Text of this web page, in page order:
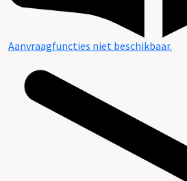
Aanvraagfuncties niet beschikbaar.